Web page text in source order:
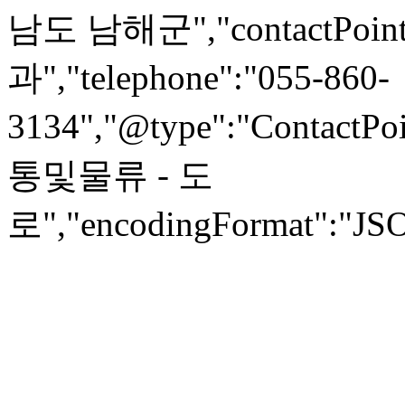
남도 남해군
과","telephone":"055-860-
통및물류 - 도
로